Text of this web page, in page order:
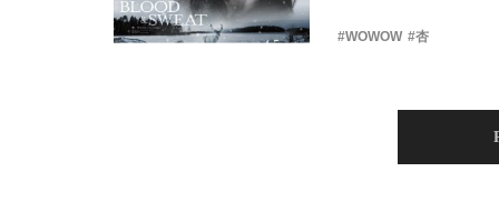
#WOWOW #杏